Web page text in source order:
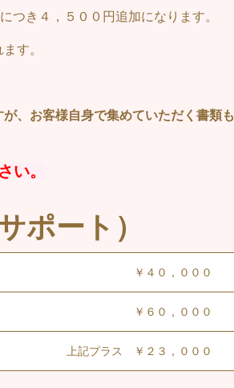
つき４，５００円追加になります。
す。
、お客様自身で集めていただく書類も
い。
ポート）
￥４０，０００
￥６０，０００
上記プラス ￥２３，０００